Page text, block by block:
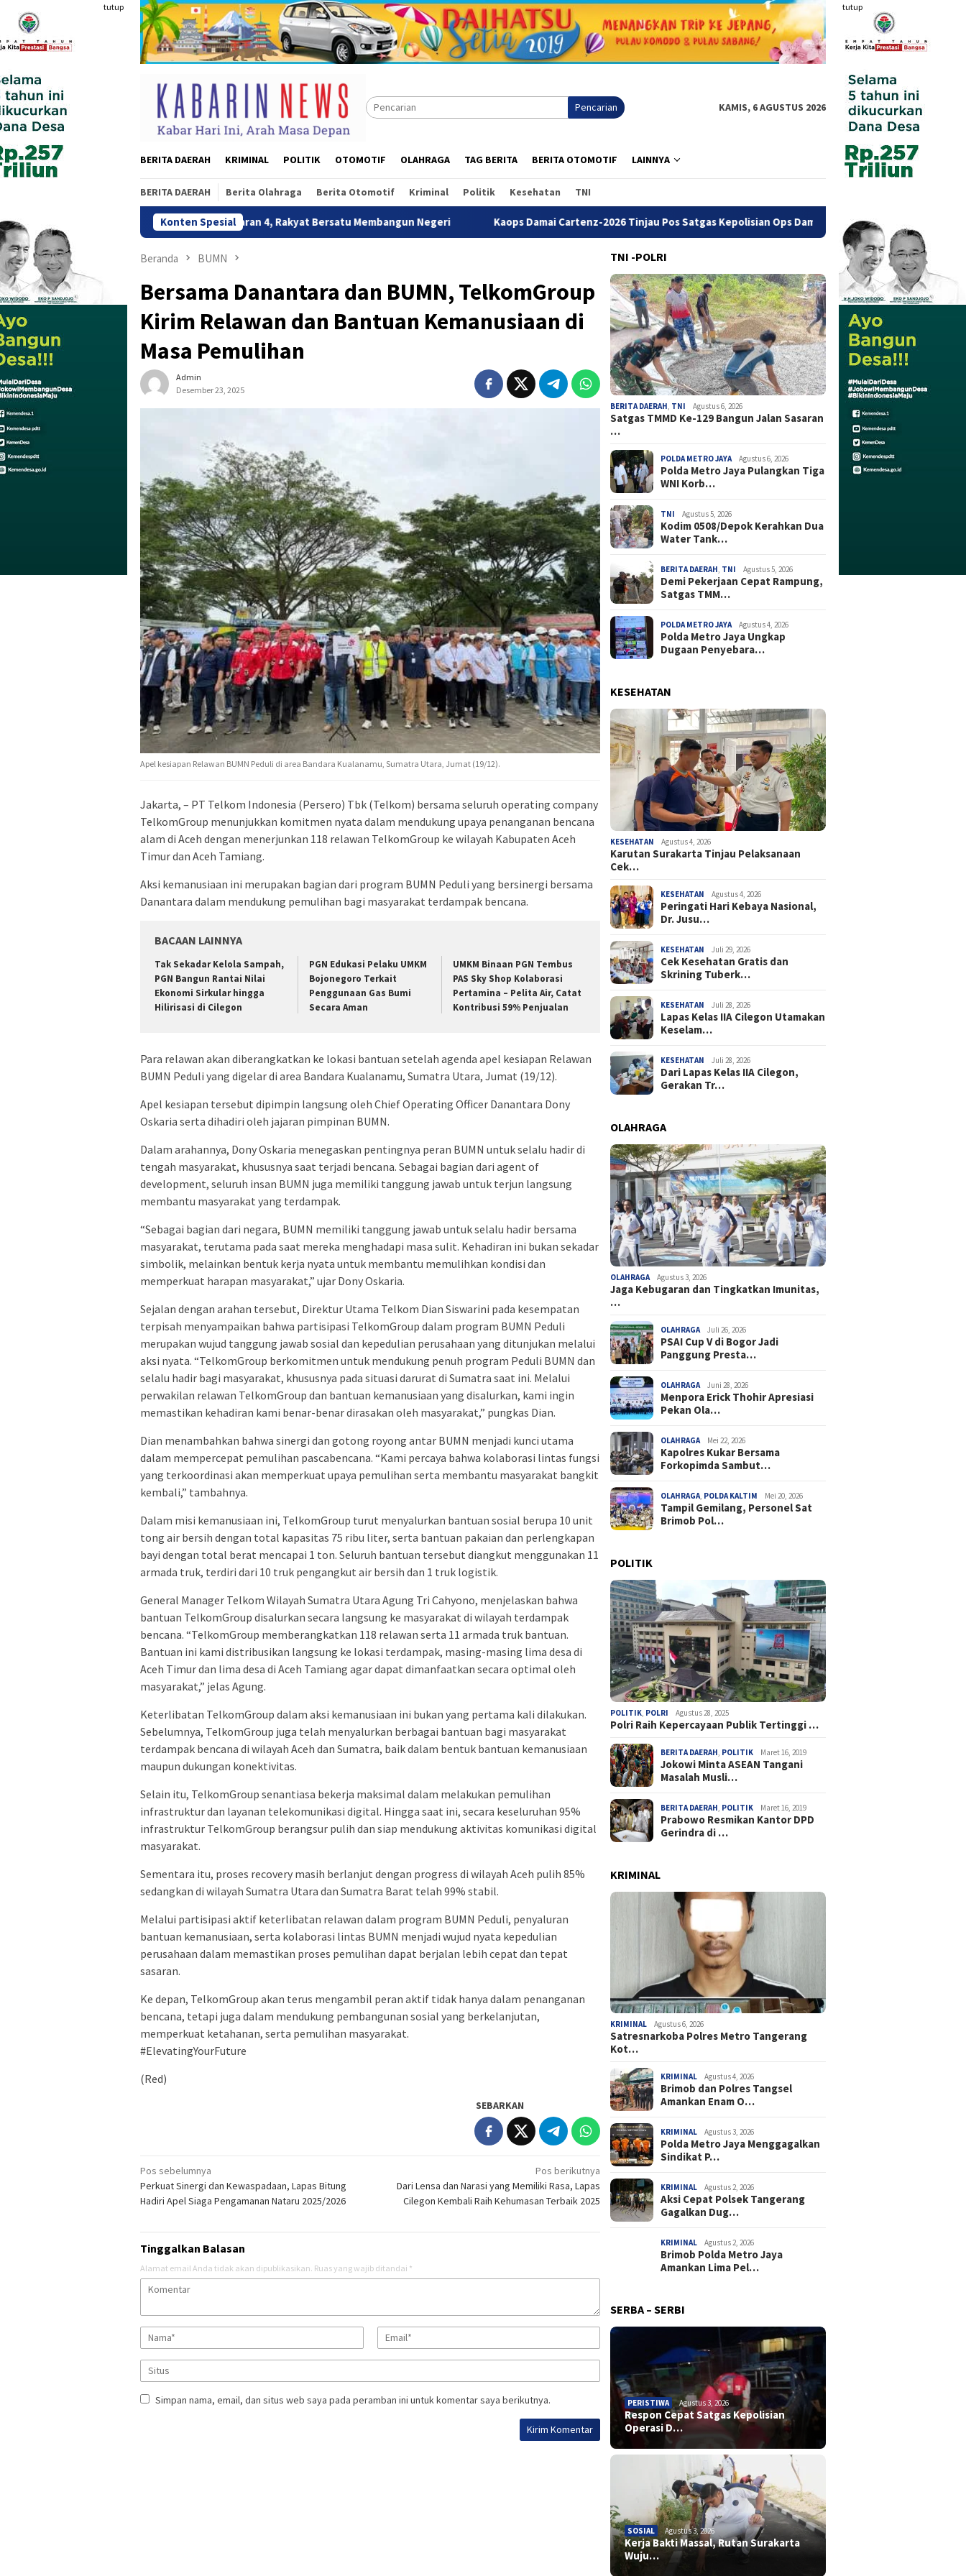
konten
tutup tutup
Pencarian KAMIS, 6 AGUSTUS 2026
BERITA DAERAH KRIMINAL POLITIK OTOMOTIF OLAHRAGA TAG BERITA BERITA OTOMOTIF LAINNYA
BERITA DAERAH Berita Olahraga Berita Otomotif Kriminal Politik Kesehatan TNI
Konten Spesial
Ke-129 Bangun Jalan Sasaran 4, Rakyat Bersatu Membangun Negeri Kaops Damai Cartenz-2026 Tinjau Pos Satgas Kepolisian Ops Damai Cartenz di Sinak, Perkuat Pendekatan
Beranda BUMN
Bersama Danantara dan BUMN, TelkomGroup
Kirim Relawan dan Bantuan Kemanusiaan di
Masa Pemulihan
Admin
Desember 23, 2025
Apel kesiapan Relawan BUMN Peduli di area Bandara Kualanamu, Sumatra Utara, Jumat (19/12).
Jakarta, – PT Telkom Indonesia (Persero) Tbk (Telkom) bersama seluruh operating company
TelkomGroup menunjukkan komitmen nyata dalam mendukung upaya penanganan bencana
alam di Aceh dengan menerjunkan 118 relawan TelkomGroup ke wilayah Kabupaten Aceh
Timur dan Aceh Tamiang.
Aksi kemanusiaan ini merupakan bagian dari program BUMN Peduli yang bersinergi bersama
Danantara dalam mendukung pemulihan bagi masyarakat terdampak bencana.
BACAAN LAINNYA
Tak Sekadar Kelola Sampah,
PGN Bangun Rantai Nilai
Ekonomi Sirkular hingga
Hilirisasi di Cilegon
PGN Edukasi Pelaku UMKM
Bojonegoro Terkait
Penggunaan Gas Bumi
Secara Aman
UMKM Binaan PGN Tembus
PAS Sky Shop Kolaborasi
Pertamina – Pelita Air, Catat
Kontribusi 59% Penjualan
Para relawan akan diberangkatkan ke lokasi bantuan setelah agenda apel kesiapan Relawan
BUMN Peduli yang digelar di area Bandara Kualanamu, Sumatra Utara, Jumat (19/12).
Apel kesiapan tersebut dipimpin langsung oleh Chief Operating Officer Danantara Dony
Oskaria serta dihadiri oleh jajaran pimpinan BUMN.
Dalam arahannya, Dony Oskaria menegaskan pentingnya peran BUMN untuk selalu hadir di
tengah masyarakat, khususnya saat terjadi bencana. Sebagai bagian dari agent of
development, seluruh insan BUMN juga memiliki tanggung jawab untuk terjun langsung
membantu masyarakat yang terdampak.
“Sebagai bagian dari negara, BUMN memiliki tanggung jawab untuk selalu hadir bersama
masyarakat, terutama pada saat mereka menghadapi masa sulit. Kehadiran ini bukan sekadar
simbolik, melainkan bentuk kerja nyata untuk membantu memulihkan kondisi dan
memperkuat harapan masyarakat,” ujar Dony Oskaria.
Sejalan dengan arahan tersebut, Direktur Utama Telkom Dian Siswarini pada kesempatan
terpisah menyampaikan bahwa partisipasi TelkomGroup dalam program BUMN Peduli
merupakan wujud tanggung jawab sosial dan kepedulian perusahaan yang ditunjukan melalui
aksi nyata. “TelkomGroup berkomitmen untuk mendukung penuh program Peduli BUMN dan
selalu hadir bagi masyarakat, khususnya pada situasi darurat di Sumatra saat ini. Melalui
perwakilan relawan TelkomGroup dan bantuan kemanusiaan yang disalurkan, kami ingin
memastikan kehadiran kami benar-benar dirasakan oleh masyarakat,” pungkas Dian.
Dian menambahkan bahwa sinergi dan gotong royong antar BUMN menjadi kunci utama
dalam mempercepat pemulihan pascabencana. “Kami percaya bahwa kolaborasi lintas fungsi
yang terkoordinasi akan memperkuat upaya pemulihan serta membantu masyarakat bangkit
kembali,” tambahnya.
Dalam misi kemanusiaan ini, TelkomGroup turut menyalurkan bantuan sosial berupa 10 unit
tong air bersih dengan total kapasitas 75 ribu liter, serta bantuan pakaian dan perlengkapan
bayi dengan total berat mencapai 1 ton. Seluruh bantuan tersebut diangkut menggunakan 11
armada truk, terdiri dari 10 truk pengangkut air bersih dan 1 truk logistik.
General Manager Telkom Wilayah Sumatra Utara Agung Tri Cahyono, menjelaskan bahwa
bantuan TelkomGroup disalurkan secara langsung ke masyarakat di wilayah terdampak
bencana. “TelkomGroup memberangkatkan 118 relawan serta 11 armada truk bantuan.
Bantuan ini kami distribusikan langsung ke lokasi terdampak, masing-masing lima desa di
Aceh Timur dan lima desa di Aceh Tamiang agar dapat dimanfaatkan secara optimal oleh
masyarakat,” jelas Agung.
Keterlibatan TelkomGroup dalam aksi kemanusiaan ini bukan yang pertama kali dilakukan.
Sebelumnya, TelkomGroup juga telah menyalurkan berbagai bantuan bagi masyarakat
terdampak bencana di wilayah Aceh dan Sumatra, baik dalam bentuk bantuan kemanusiaan
maupun dukungan konektivitas.
Selain itu, TelkomGroup senantiasa bekerja maksimal dalam melakukan pemulihan
infrastruktur dan layanan telekomunikasi digital. Hingga saat ini, secara keseluruhan 95%
infrastruktur TelkomGroup berangsur pulih dan siap mendukung aktivitas komunikasi digital
masyarakat.
Sementara itu, proses recovery masih berlanjut dengan progress di wilayah Aceh pulih 85%
sedangkan di wilayah Sumatra Utara dan Sumatra Barat telah 99% stabil.
Melalui partisipasi aktif keterlibatan relawan dalam program BUMN Peduli, penyaluran
bantuan kemanusiaan, serta kolaborasi lintas BUMN menjadi wujud nyata kepedulian
perusahaan dalam memastikan proses pemulihan dapat berjalan lebih cepat dan tepat
sasaran.
Ke depan, TelkomGroup akan terus mengambil peran aktif tidak hanya dalam penanganan
bencana, tetapi juga dalam mendukung pembangunan sosial yang berkelanjutan,
memperkuat ketahanan, serta pemulihan masyarakat.
#ElevatingYourFuture
(Red)
SEBARKAN
Navigasi
pos
Pos sebelumnya
Perkuat Sinergi dan Kewaspadaan, Lapas Bitung
Hadiri Apel Siaga Pengamanan Nataru 2025/2026
Pos berikutnya
Dari Lensa dan Narasi yang Memiliki Rasa, Lapas
Cilegon Kembali Raih Kehumasan Terbaik 2025
Tinggalkan Balasan
Alamat email Anda tidak akan dipublikasikan. Ruas yang wajib ditandai *
Simpan nama, email, dan situs web saya pada peramban ini untuk komentar saya berikutnya.
TNI -POLRI
BERITA DAERAH, TNI Agustus 6, 2026
Satgas TMMD Ke-129 Bangun Jalan Sasaran
…
POLDA METRO JAYA Agustus 6, 2026
Polda Metro Jaya Pulangkan Tiga
WNI Korb…
TNI Agustus 5, 2026
Kodim 0508/Depok Kerahkan Dua
Water Tank…
BERITA DAERAH, TNI Agustus 5, 2026
Demi Pekerjaan Cepat Rampung,
Satgas TMM…
POLDA METRO JAYA Agustus 4, 2026
Polda Metro Jaya Ungkap
Dugaan Penyebara…
KESEHATAN
KESEHATAN Agustus 4, 2026
Karutan Surakarta Tinjau Pelaksanaan
Cek…
KESEHATAN Agustus 4, 2026
Peringati Hari Kebaya Nasional,
Dr. Jusu…
KESEHATAN Juli 29, 2026
Cek Kesehatan Gratis dan
Skrining Tuberk…
KESEHATAN Juli 28, 2026
Lapas Kelas IIA Cilegon Utamakan
Keselam…
KESEHATAN Juli 28, 2026
Dari Lapas Kelas IIA Cilegon,
Gerakan Tr…
OLAHRAGA
OLAHRAGA Agustus 3, 2026
Jaga Kebugaran dan Tingkatkan Imunitas,
…
OLAHRAGA Juli 26, 2026
PSAI Cup V di Bogor Jadi
Panggung Presta…
OLAHRAGA Juni 28, 2026
Menpora Erick Thohir Apresiasi
Pekan Ola…
OLAHRAGA Mei 22, 2026
Kapolres Kukar Bersama
Forkopimda Sambut…
OLAHRAGA, POLDA KALTIM Mei 20, 2026
Tampil Gemilang, Personel Sat
Brimob Pol…
POLITIK
POLITIK POLRI Agustus 28, 2025
Polri Raih Kepercayaan Publik Tertinggi …
BERITA DAERAH POLITIK Maret 16, 2019
Jokowi Minta ASEAN Tangani
Masalah Musli…
BERITA DAERAH POLITIK Maret 16, 2019
Prabowo Resmikan Kantor DPD
Gerindra di …
KRIMINAL
KRIMINAL Agustus 6, 2026
Satresnarkoba Polres Metro Tangerang
Kot…
KRIMINAL Agustus 4, 2026
Brimob dan Polres Tangsel
Amankan Enam O…
KRIMINAL Agustus 3, 2026
Polda Metro Jaya Menggagalkan
Sindikat P…
KRIMINAL Agustus 2, 2026
Aksi Cepat Polsek Tangerang
Gagalkan Dug…
KRIMINAL Agustus 2, 2026
Brimob Polda Metro Jaya
Amankan Lima Pel…
SERBA – SERBI
PERISTIWA Agustus 3, 2026
Respon Cepat Satgas Kepolisian
Operasi D…
SOSIAL Agustus 3, 2026
Kerja Bakti Massal, Rutan Surakarta
Wuju…